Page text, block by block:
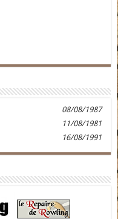
08/08/1987
11/08/1981
16/08/1991